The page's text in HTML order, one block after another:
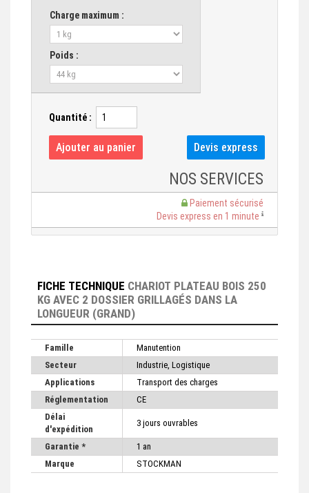
Charge maximum :
Poids :
Quantité :
NOS SERVICES
Paiement sécurisé
Devis express en 1 minute
FICHE TECHNIQUE CHARIOT PLATEAU BOIS 250
KG AVEC 2 DOSSIER GRILLAGÉS DANS LA
LONGUEUR (GRAND)
Famille
Manutention
Secteur
Industrie, Logistique
Applications
Transport des charges
Réglementation
CE
Délai
d'expédition
3 jours ouvrables
Garantie *
1 an
Marque
STOCKMAN